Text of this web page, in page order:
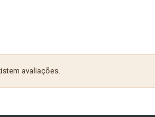
avaliações.